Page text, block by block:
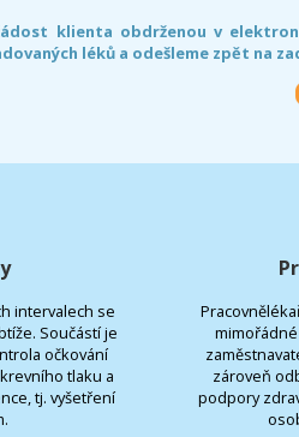
klienta obdrženou v
léků a odešleme zpět na
intervalech se
Součástí je
očkování
tlaku a
tj. vyšetření
zároveň
podpory